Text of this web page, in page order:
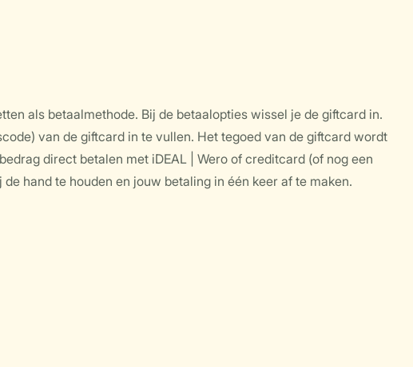
als betaalmethode. Bij de betaalopties wissel je de giftcard in.
van de giftcard in te vullen. Het tegoed van de giftcard wordt
direct betalen met iDEAL | Wero of creditcard (of nog een
hand te houden en jouw betaling in één keer af te maken.